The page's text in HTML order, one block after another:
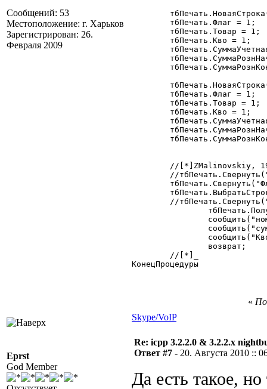
Сообщений: 53
Местоположение: г. Харьков
Зарегистрирован: 26.
Февраля 2009
КонецПроцедуры
«
Skype/VoIP
Eprst
God Member
Re: icpp 3.2.2.0 & 3.2.2.x
Ответ #7 - 20. Августа 2010 ::
Да есть такое,